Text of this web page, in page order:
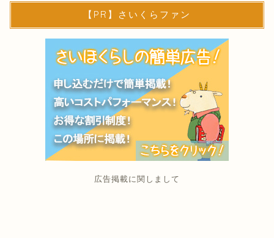
【PR】さいくらファン
広告掲載に関しまして